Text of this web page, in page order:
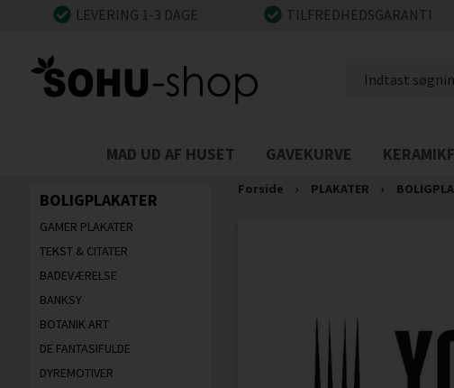
LEVERING 1-3 DAGE TILFREDHEDSGARANTI
MAD UD AF HUSET GAVEKURVE
BOLIGPLAKATER
GAMER PLAKATER
TEKST & CITATER
BADEVÆRELSE
BANKSY
BOTANIK ART
DE FANTASIFULDE
DYREMOTIVER
Forside › PLAKATER ›